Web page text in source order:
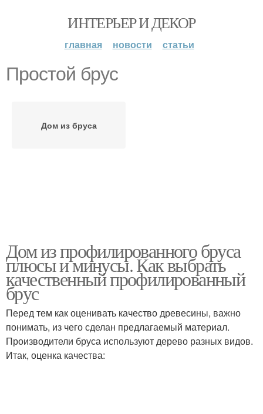
ИНТЕРЬЕР И ДЕКОР
главная новости статьи
Простой брус
Дом из бруса
Дом из профилированного бруса
плюсы и минусы. Как выбрать
качественный профилированный
брус
Перед тем как оценивать качество древесины, важно
понимать, из чего сделан предлагаемый материал.
Производители бруса используют дерево разных видов.
Итак, оценка качества: